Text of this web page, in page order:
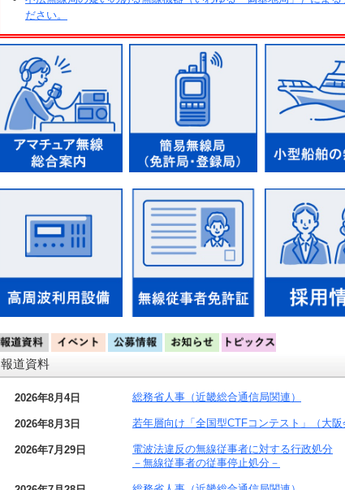
ださい。
報道資料
2026年8月4日 総務省人事（近畿総合通信局関連）
2026年8月3日 若年層向け「全国型CTFコンテスト」（大
2026年7月29日
電波法違反の無線従事者に対する行政処分
－無線従事者の従事停止処分－